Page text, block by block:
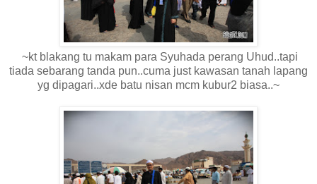
~kt blakang tu makam para Syuhada perang Uhud..tapi
tiada sebarang tanda pun..cuma just kawasan tanah lapang
yg dipagari..xde batu nisan mcm kubur2 biasa..~